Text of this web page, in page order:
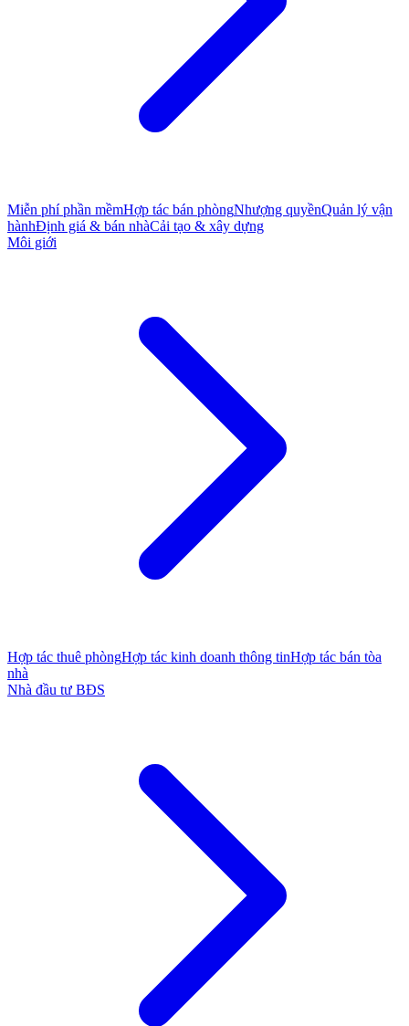
Miễn phí phần mềmHợp tác bán phòngNhượng quyềnQuản lý vận
hànhĐịnh giá & bán nhàCải tạo & xây dựng
Môi giới
Hợp tác thuê phòngHợp tác kinh doanh thông tinHợp tác bán tòa
nhà
Nhà đầu tư BĐS